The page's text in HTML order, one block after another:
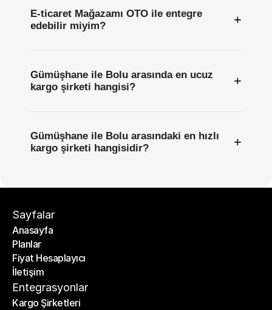
E-ticaret Mağazamı OTO ile entegre
edebilir miyim?
+
Gümüşhane ile Bolu arasında en ucuz
kargo şirketi hangisi?
+
Gümüşhane ile Bolu arasındaki en hızlı
kargo şirketi hangisidir?
+
Sayfalar
Anasayfa
Anasayfa
Planlar
Planlar
Fiyat Hesaplayıcı
Fiyat Hesaplayıcı
İletişim
İletişim
Entegrasyonlar
Kargo Şirketleri